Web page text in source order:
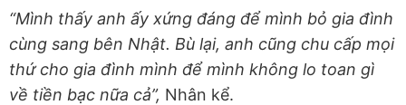
“Mình thấy anh ấy xứng đáng để mình bỏ gia đình
cùng sang bên Nhật. Bù lại, anh cũng chu cấp mọi
thứ cho gia đình mình để mình không lo toan gì
về tiền bạc nữa cả”, Nhân kể.